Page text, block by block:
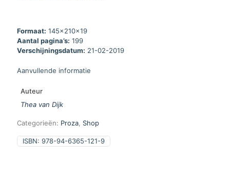
Formaat: 145x210x19
Aantal pagina’s: 199
Verschijningsdatum: 21-02-2019
Aanvullende informatie
Auteur
Thea van Dijk
Categorieën: Proza Shop
ISBN: 978-94-6365-121-9